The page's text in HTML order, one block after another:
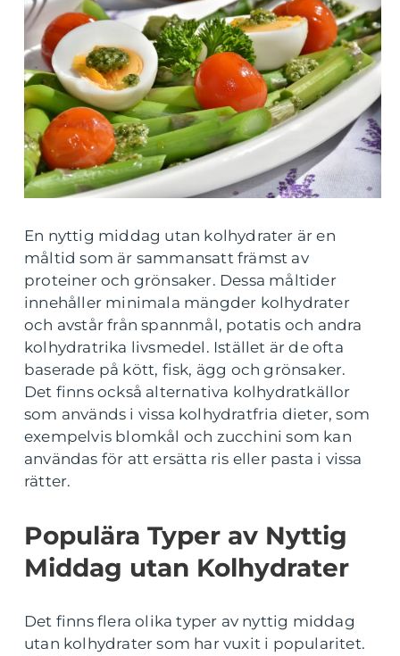
En nyttig middag utan kolhydrater är en
måltid som är sammansatt främst av
proteiner och grönsaker. Dessa måltider
innehåller minimala mängder kolhydrater
och avstår från spannmål, potatis och andra
kolhydratrika livsmedel. Istället är de ofta
baserade på kött, fisk, ägg och grönsaker.
Det finns också alternativa kolhydratkällor
som används i vissa kolhydratfria dieter, som
exempelvis blomkål och zucchini som kan
användas för att ersätta ris eller pasta i vissa
rätter.
Populära Typer av Nyttig
Middag utan Kolhydrater
Det finns flera olika typer av nyttig middag
utan kolhydrater som har vuxit i popularitet.